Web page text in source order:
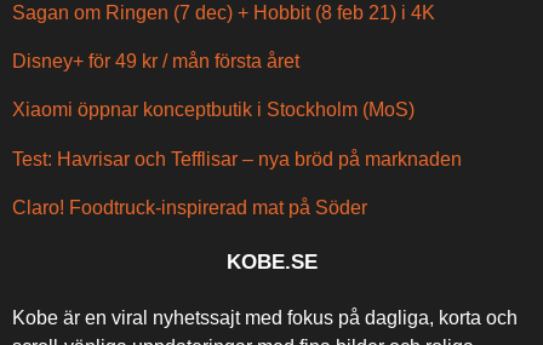
Sagan om Ringen (7 dec) + Hobbit (8 feb 21) i 4K
Disney+ för 49 kr / mån första året
Xiaomi öppnar konceptbutik i Stockholm (MoS)
Test: Havrisar och Tefflisar – nya bröd på marknaden
Claro! Foodtruck-inspirerad mat på Söder
KOBE.SE
Kobe är en viral nyhetssajt med fokus på dagliga, korta och